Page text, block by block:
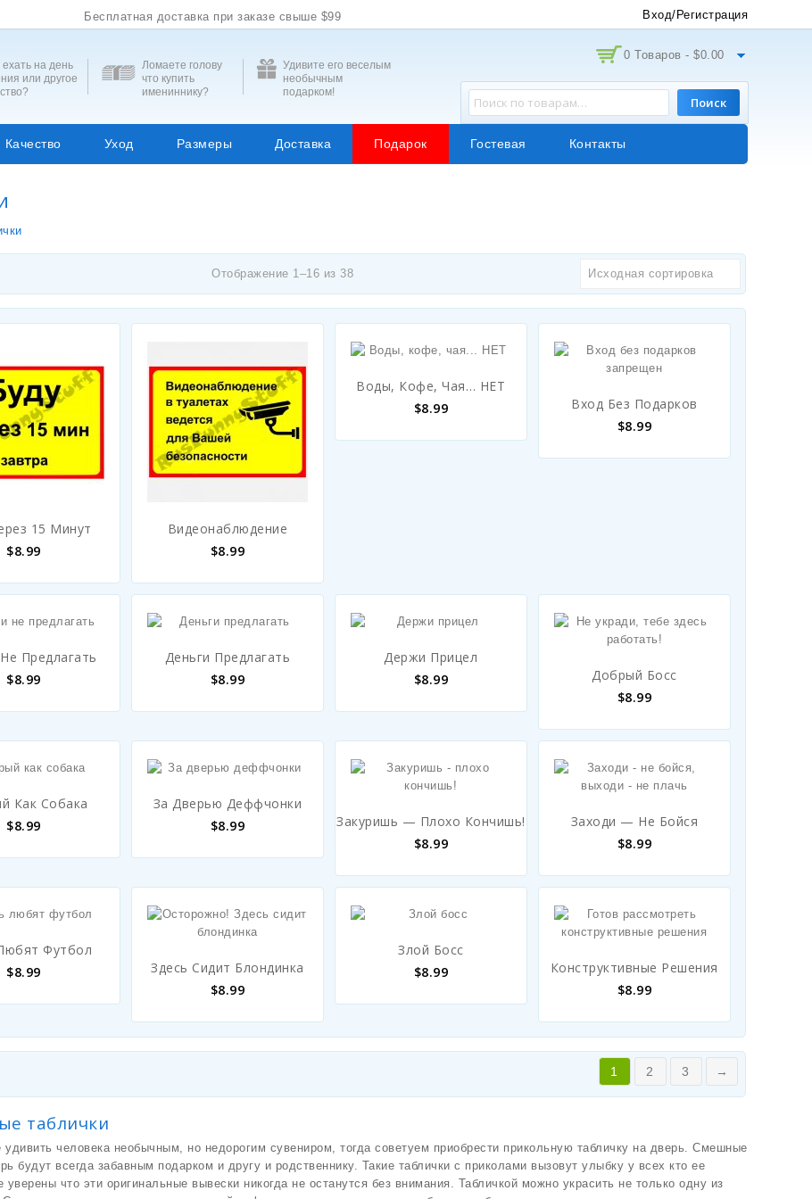
Бесплатная доставка при заказе свыше $99 Вход/Регистрация
на день
или другое
Ломаете голову
что купить
имениннику?
Удивите его веселым
необычным
подарком!
0 Товаров - $0.00
Поиск
Качество Уход Размеры Доставка Подарок Гостевая Контакты
Отображение 1–16 из 38 Исходная сортировка
15 Минут
$8.99
Видеонаблюдение
$8.99
Воды, Кофе, Чая… НЕТ
$8.99
Вход Без Подарков
$8.99
Предлагать
$8.99
Деньги Предлагать
$8.99
Держи Прицел
$8.99
Добрый Босс
$8.99
Как Собака
$8.99
За Дверью Деффчонки
$8.99
Закуришь — Плохо Кончишь!
$8.99
Заходи — Не Бойся
$8.99
Футбол
$8.99
Здесь Сидит Блондинка
$8.99
Злой Босс
$8.99
Конструктивные Решения
$8.99
1 2 3 →
таблички
удивить человека необычным, но недорогим сувениром, тогда советуем приобрести прикольную табличку на дверь. Смешные
будут всегда забавным подарком и другу и родственнику. Такие таблички с приколами вызовут улыбку у всех кто ее
уверены что эти оригинальные вывески никогда не останутся без внимания. Табличкой можно украсить не только одну из